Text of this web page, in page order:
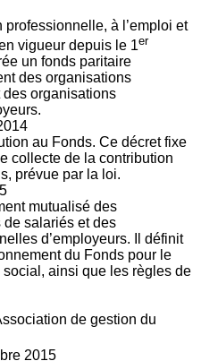
professionnelle, à l’emploi et
vigueur depuis le 1er
un fonds paritaire
des organisations
organisations
au Fonds. Ce décret fixe
collecte de la contribution
prévue par la loi.
mutualisé des
salariés et des
d’employeurs. Il définit
du Fonds pour le
ainsi que les règles de
de gestion du
2015